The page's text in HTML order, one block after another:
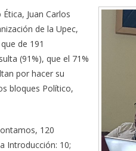
Juan Carlos
de la Upec,
de 191
(91%), que el 71%
por hacer su
bloques Político,
120
Introducción: 10;